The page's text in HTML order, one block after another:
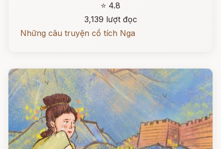
⭐ 4.8
3,139 lượt đọc
Những câu truyện cổ tích Nga